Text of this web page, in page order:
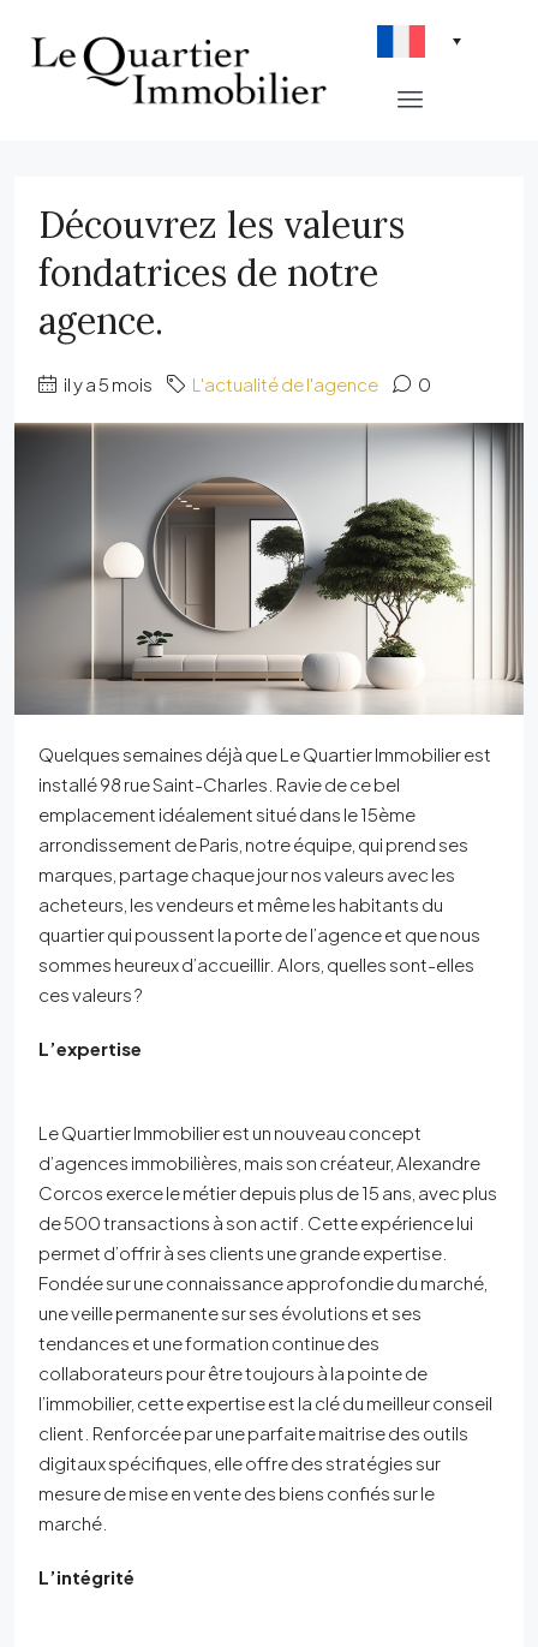
Découvrez les valeurs
fondatrices de notre
agence.
il y a 5 mois L'actualité de l'agence 0
Quelques semaines déjà que Le Quartier Immobilier est
installé 98 rue Saint-Charles. Ravie de ce bel
emplacement idéalement situé dans le 15ème
arrondissement de Paris, notre équipe, qui prend ses
marques, partage chaque jour nos valeurs avec les
acheteurs, les vendeurs et même les habitants du
quartier qui poussent la porte de l’agence et que nous
sommes heureux d’accueillir. Alors, quelles sont-elles
ces valeurs ?
L’expertise
Le Quartier Immobilier est un nouveau concept
d’agences immobilières, mais son créateur, Alexandre
Corcos exerce le métier depuis plus de 15 ans, avec plus
de 500 transactions à son actif. Cette expérience lui
permet d’offrir à ses clients une grande expertise.
Fondée sur une connaissance approfondie du marché,
une veille permanente sur ses évolutions et ses
tendances et une formation continue des
collaborateurs pour être toujours à la pointe de
l’immobilier, cette expertise est la clé du meilleur conseil
client. Renforcée par une parfaite maitrise des outils
digitaux spécifiques, elle offre des stratégies sur
mesure de mise en vente des biens confiés sur le
marché.
L’intégrité